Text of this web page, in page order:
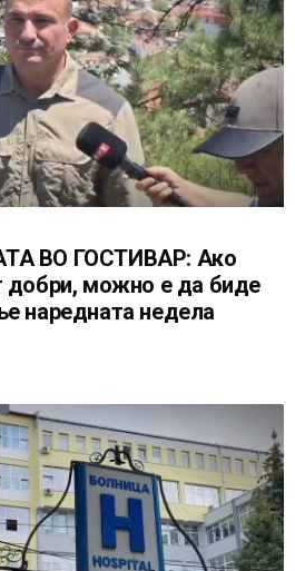
ВО ГОСТИВАР: Ако
добри, можно е да биде
наредната недела